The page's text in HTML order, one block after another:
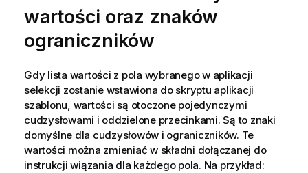
wartości oraz znaków
ograniczników
Gdy lista wartości z pola wybranego w aplikacji
selekcji zostanie wstawiona do skryptu aplikacji
szablonu, wartości są otoczone pojedynczymi
cudzysłowami i oddzielone przecinkami. Są to znaki
domyślne dla cudzysłowów i ograniczników. Te
wartości można zmieniać w składni dołączanej do
instrukcji wiązania dla każdego pola. Na przykład: